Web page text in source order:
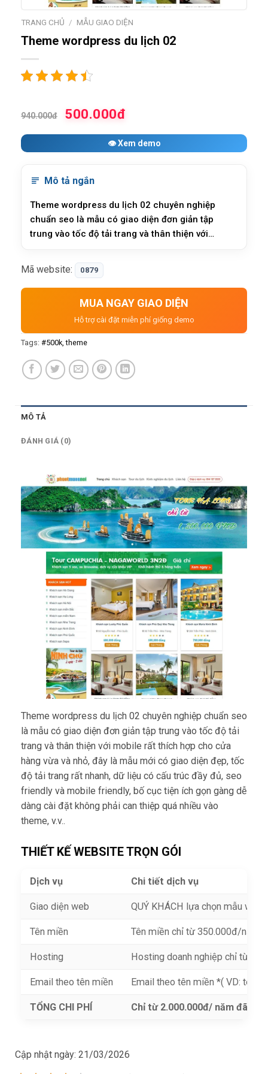
TRANG CHỦ / MẪU GIAO DIỆN
Theme wordpress du lịch 02
940.000đ 500.000đ
👁 Xem demo
Mô tả ngắn
Theme wordpress du lịch 02 chuyên nghiệp
chuẩn seo là mẫu có giao diện đơn giản tập
trung vào tốc độ tải trang và thân thiện với
đây là mẫu mới có giao diện đẹp, tốc độ tải trang
rất nhanh, dữ liệu có cấu trúc đ…
Mã website: 0879
MUA NGAY GIAO DIỆN
Hỗ trợ cài đặt miễn phí giống demo
Tags: #500k theme
MÔ TẢ
ĐÁNH GIÁ (0)
Theme wordpress du lịch 02 chuyên nghiệp chuẩn seo
là mẫu có giao diện đơn giản tập trung vào tốc độ tải
trang và thân thiện với mobile rất thích hợp cho cửa
hàng vừa và nhỏ, đây là mẫu mới có giao diện đẹp, tốc
độ tải trang rất nhanh, dữ liệu có cấu trúc đầy đủ, seo
friendly và mobile friendly, bố cục tiện ích gọn gàng dễ
dàng cài đặt không phải can thiệp quá nhiều vào
theme, v.v..
THIẾT KẾ WEBSITE TRỌN GÓI
Dịch vụ Chi tiết dịch vụ
Giao diện web QUÝ KHÁCH lựa chọn mẫu
Tên miền Tên miền chỉ từ 350.000đ/năm
Hosting Hosting doanh nghiệp chỉ từ
Email theo tên miền Email theo tên miền *( VD:
TỔNG CHI PHÍ Chỉ từ 2.000.000đ/ năm đã
Cập nhật ngày: 21/03/2026